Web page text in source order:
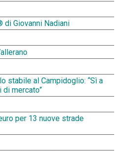
di Giovanni Nadiani
stabile al Campidoglio: “Sì a
mercato”
per 13 nuove strade